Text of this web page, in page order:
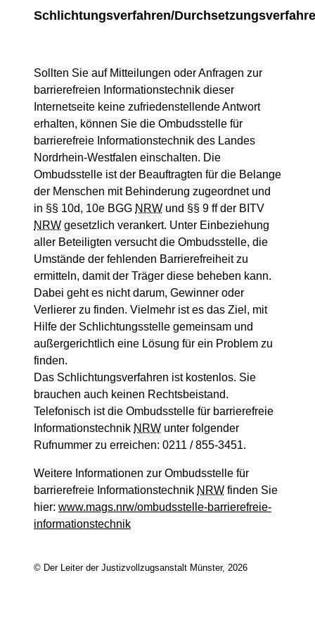
Schlichtungsverfahren/
Sollten Sie auf Mitteilungen oder Anfragen zur
barrierefreien Informationstechnik dieser
Internetseite keine zufriedenstellende Antwort
erhalten, können Sie die Ombudsstelle für
barrierefreie Informationstechnik des Landes
Nordrhein-Westfalen einschalten. Die
Ombudsstelle ist der Beauftragten für die Belange
der Menschen mit Behinderung zugeordnet und
in §§ 10d, 10e BGG NRW und §§ 9 ff der BITV
NRW gesetzlich verankert. Unter Einbeziehung
aller Beteiligten versucht die Ombudsstelle, die
Umstände der fehlenden Barrierefreiheit zu
ermitteln, damit der Träger diese beheben kann.
Dabei geht es nicht darum, Gewinner oder
Verlierer zu finden. Vielmehr ist es das Ziel, mit
Hilfe der Schlichtungsstelle gemeinsam und
außergerichtlich eine Lösung für ein Problem zu
finden.
Das Schlichtungsverfahren ist kostenlos. Sie
brauchen auch keinen Rechtsbeistand.
Telefonisch ist die Ombudsstelle für barrierefreie
Informationstechnik NRW unter folgender
Rufnummer zu erreichen: 0211 / 855-3451.
Weitere Informationen zur Ombudsstelle für
barrierefreie Informationstechnik NRW finden Sie
hier: www.mags.nrw/ombudsstelle-barrierefreie-
informationstechnik
© Der Leiter der Justizvollzugsanstalt Münster, 2026